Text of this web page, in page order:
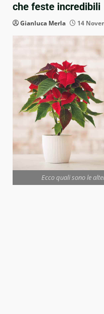
che feste incredibili
Gianluca Merla 14
Ecco quali sono le